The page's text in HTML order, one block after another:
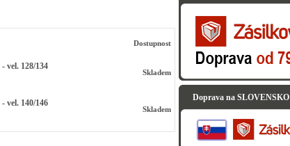
Dostupnost
vel. 128/134
Skladem
vel. 140/146
Skladem
Doprava na SLOVENSKO